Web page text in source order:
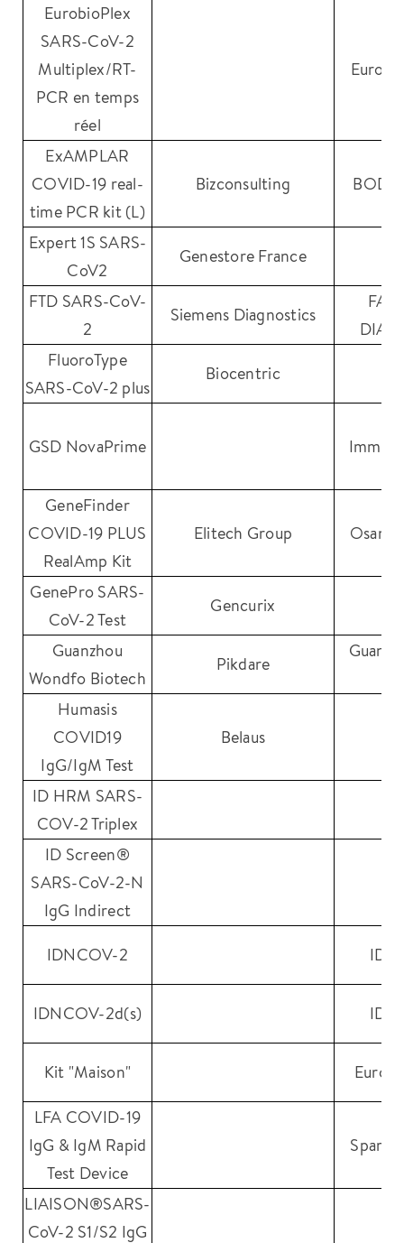
EurobioPlex
SARS-CoV-2
Multiplex/RT-
PCR en temps
réel
ExAMPLAR
COVID-19 real-
time PCR kit (L)
Bizconsulting
Expert 1S SARS-
CoV2
Genestore France
FTD SARS-CoV-
2
Siemens Diagnostics
FluoroType
SARS-CoV-2 plus
Biocentric
GSD NovaPrime
GeneFinder
COVID-19 PLUS
RealAmp Kit
Elitech Group Osang
GenePro SARS-
CoV-2 Test
Gencurix
Guanzhou
Wondfo Biotech
Pikdare
Humasis
COVID19
IgG/IgM Test
Belaus
ID HRM SARS-
COV-2 Triplex
ID Screen®
SARS-CoV-2-N
IgG Indirect
IDNCOV-2 ID-
IDNCOV-2d(s) ID-
Kit "Maison"
LFA COVID-19
IgG & IgM Rapid
Test Device
LIAISON®SARS-
CoV-2 S1/S2 IgG